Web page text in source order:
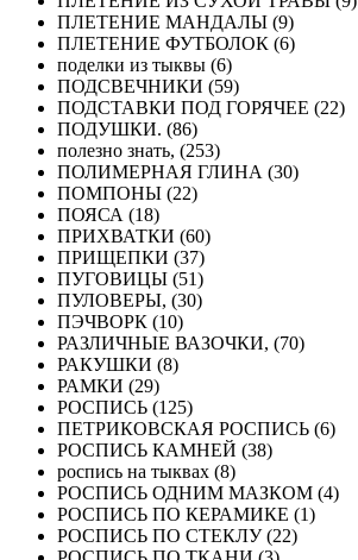
ПЛЕТЕНИЕ МАНДАЛЫ (9)
ПЛЕТЕНИЕ ФУТБОЛОК (6)
поделки из тыквы (6)
ПОДСВЕЧНИКИ (59)
ПОДСТАВКИ ПОД ГОРЯЧЕЕ (22)
ПОДУШКИ. (86)
полезно знать, (253)
ПОЛИМЕРНАЯ ГЛИНА (30)
ПОМПОНЫ (22)
ПОЯСА (18)
ПРИХВАТКИ (60)
ПРИЩЕПКИ (37)
ПУГОВИЦЫ (51)
ПУЛОВЕРЫ, (30)
ПЭЧВОРК (10)
РАЗЛИЧНЫЕ ВАЗОЧКИ, (70)
РАКУШКИ (8)
РАМКИ (29)
РОСПИСЬ (125)
ПЕТРИКОВСКАЯ РОСПИСЬ (6)
РОСПИСЬ КАМНЕЙ (38)
роспись на тыквах (8)
РОСПИСЬ ОДНИМ МАЗКОМ (4)
РОСПИСЬ ПО КЕРАМИКЕ (1)
РОСПИСЬ ПО СТЕКЛУ (22)